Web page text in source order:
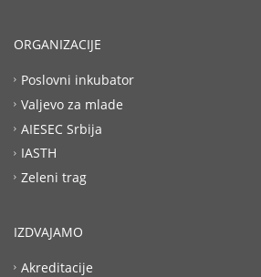
ORGANIZACIJE
Poslovni inkubator
Valjevo za mlade
AIESEC Srbija
IASTH
Zeleni trag
IZDVAJAMO
Akreditacije